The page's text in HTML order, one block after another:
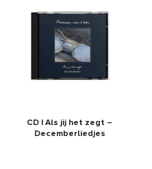
CD | Als jij het zegt –
Decemberliedjes